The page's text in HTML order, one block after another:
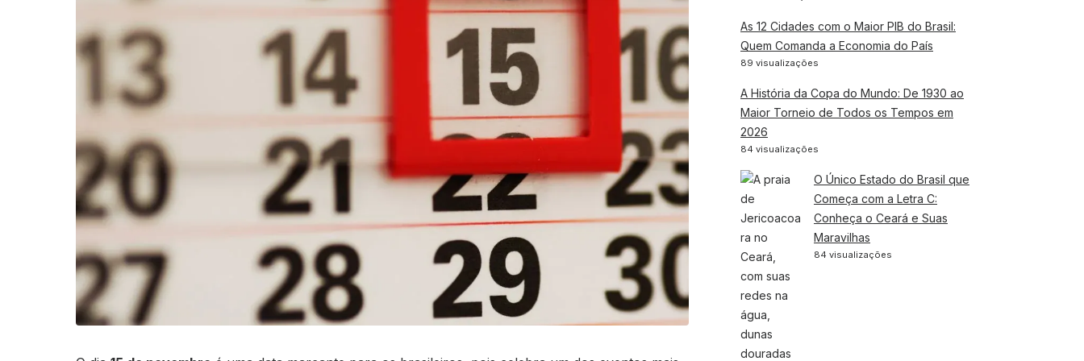
As 12 Cidades com o Maior PIB do Brasil:
Quem Comanda a Economia do País
89 visualizações
A História da Copa do Mundo: De 1930 ao
Maior Torneio de Todos os Tempos em
2026
84 visualizações
O Único Estado do Brasil que
Começa com a Letra C:
Conheça o Ceará e Suas
Maravilhas
84 visualizações